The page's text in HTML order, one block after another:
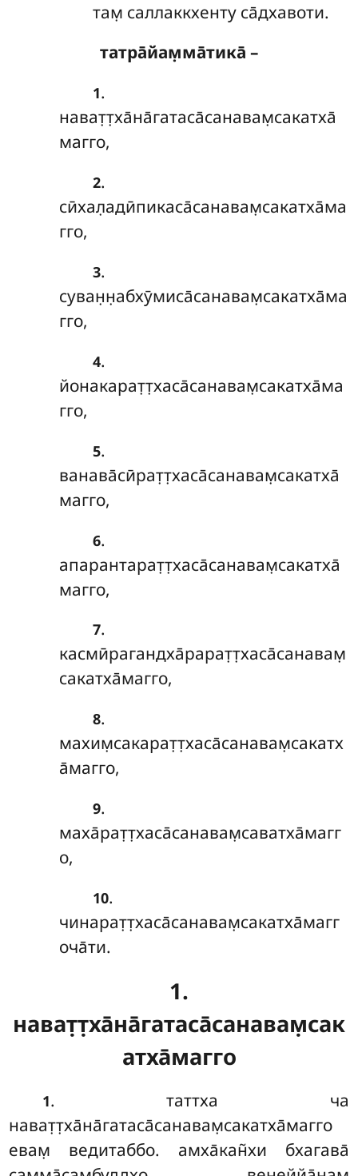
там̣ саллаккхенту са̄дхавоти.
татра̄йам̣ма̄тика̄ –
1.
нават̣т̣ха̄на̄гатаса̄санавам̣сакатха̄
магго,
2.
сӣхал̣адӣпикаса̄санавам̣сакатха̄ма
гго,
3.
суван̣н̣абхӯмиса̄санавам̣сакатха̄ма
гго,
4.
йонакарат̣т̣хаса̄санавам̣сакатха̄ма
гго,
5.
ванава̄сӣрат̣т̣хаса̄санавам̣сакатха̄
магго,
6.
апарантарат̣т̣хаса̄санавам̣сакатха̄
магго,
7.
касмӣрагандха̄рарат̣т̣хаса̄санавам̣
сакатха̄магго,
8.
махим̣сакарат̣т̣хаса̄санавам̣сакатх
а̄магго,
9.
маха̄рат̣т̣хаса̄санавам̣саватха̄магг
о,
10.
чинарат̣т̣хаса̄санавам̣сакатха̄магг
оча̄ти.
1.
нават̣т̣ха̄на̄гатаса̄санавам̣сак
атха̄магго
1. таттха ча
нават̣т̣ха̄на̄гатаса̄санавам̣сакатха̄магго
евам̣ ведитаббо. амха̄кан̃хи бхагава̄